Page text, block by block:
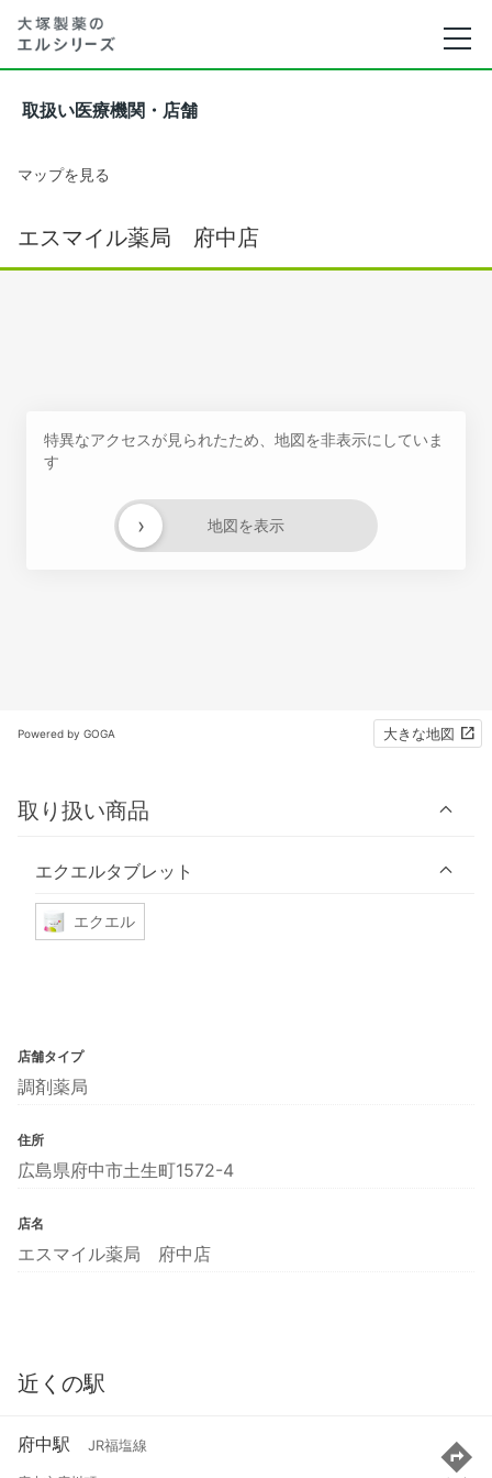
取扱い医療機関・店舗
マップを見る
エスマイル薬局 府中店
特異なアクセスが見られたため、地図を非表示にしていま
す
地図を表示
›
Powered by GOGA 大きな地図
取り扱い商品
エクエルタブレット
エクエル
店舗タイプ
調剤薬局
住所
広島県府中市土生町1572-4
店名
エスマイル薬局 府中店
近くの駅
府中駅 JR福塩線